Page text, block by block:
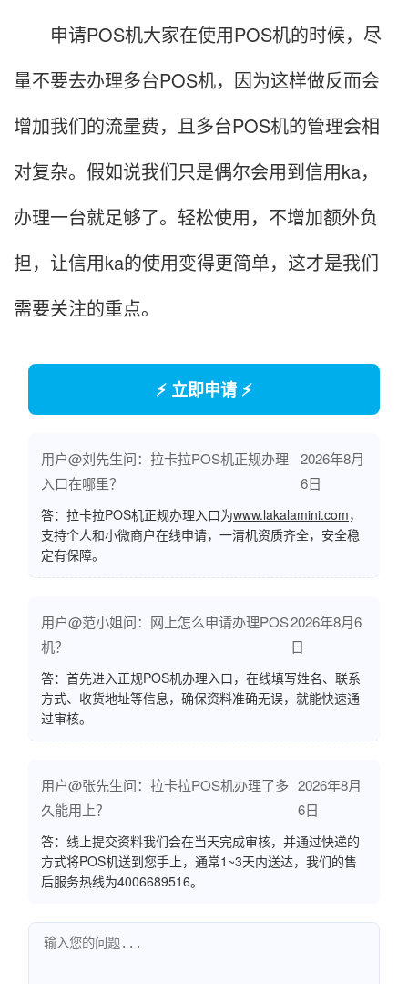
申请POS机大家在使用POS机的时候，尽
量不要去办理多台POS机，因为这样做反而会
增加我们的流量费，且多台POS机的管理会相
对复杂。假如说我们只是偶尔会用到信用ka，
办理一台就足够了。轻松使用，不增加额外负
担，让信用ka的使用变得更简单，这才是我们
需要关注的重点。
⚡ 立即申请 ⚡
用户@刘先生问：拉卡拉POS机正规办理
入口在哪里？
2026年8月
6日
答：拉卡拉POS机正规办理入口为www.lakalamini.com，
支持个人和小微商户在线申请，一清机资质齐全，安全稳
定有保障。
用户@范小姐问：网上怎么申请办理POS
机？
2026年8月6
日
答：首先进入正规POS机办理入口，在线填写姓名、联系
方式、收货地址等信息，确保资料准确无误，就能快速通
过审核。
用户@张先生问：拉卡拉POS机办理了多
久能用上？
2026年8月
6日
答：线上提交资料我们会在当天完成审核，并通过快递的
方式将POS机送到您手上，通常1~3天内送达，我们的售
后服务热线为4006689516。